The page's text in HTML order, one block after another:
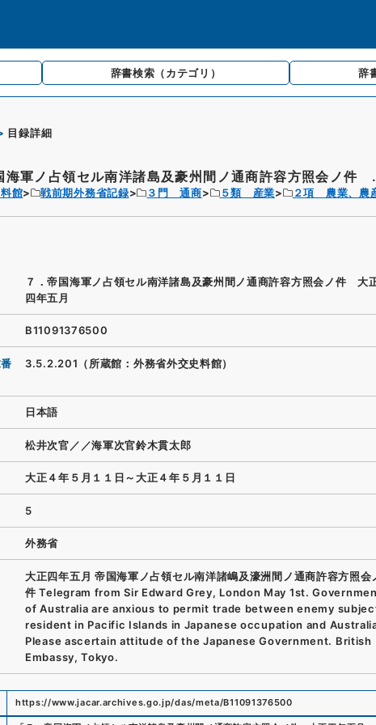
辞書検索 （カテゴリ） 辞
目録詳細
海軍ノ占領セル南洋諸島及豪州間ノ通商許容方照会ノ件
館 戦前期外務省記録 ３門 通商 ５類 産業 ２項 農業、農
７．帝国海軍ノ占領セル南洋諸島及豪州間ノ通商許容方照会ノ件 大
四年五月
B11091376500
3.5.2.201（所蔵館：外務省外交史料館）
日本語
松井次官／／海軍次官鈴木貫太郎
大正４年５月１１日～大正４年５月１１日
5
外務省
大正四年五月 帝国海軍ノ占領セル南洋諸嶋及濠洲間ノ通商許容方照会
件 Telegram from Sir Edward Grey, London May 1st.
of Australia are anxious to permit trade between enemy
resident in Pacific Islands in Japanese occupation and
Please ascertain attitude of the Japanese Government. British
Embassy, Tokyo.
https://www.jacar.archives.go.jp/das/meta/B11091376500